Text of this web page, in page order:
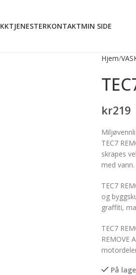
TJENESTERKONTAKTMIN SIDE
Hjem
kr219
TEC7
skrapes
med
TEC7
og
graffiti,
TEC7
REMOVE
På